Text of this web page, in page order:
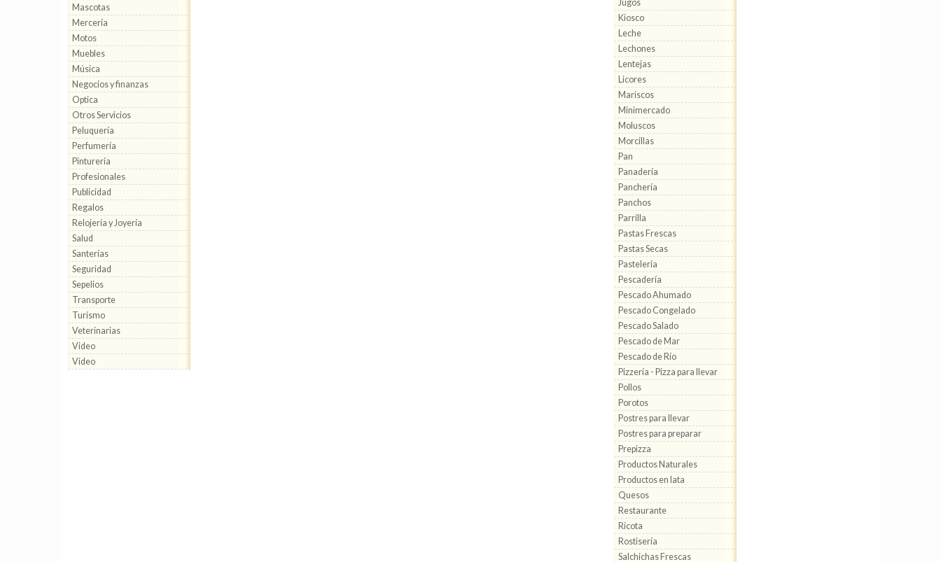
Mascotas
Mercería
Motos
Muebles
Música
Negocios y finanzas
Optica
Otros Servicios
Peluquería
Perfumería
Pinturería
Profesionales
Publicidad
Regalos
Relojería y Joyería
Salud
Santerías
Seguridad
Sepelios
Transporte
Turismo
Veterinarias
Video
Video
Jugos
Kiosco
Leche
Lechones
Lentejas
Licores
Mariscos
Minimercado
Moluscos
Morcillas
Pan
Panadería
Panchería
Panchos
Parrilla
Pastas Frescas
Pastas Secas
Pastelería
Pescadería
Pescado Ahumado
Pescado Congelado
Pescado Salado
Pescado de Mar
Pescado de Río
Pizzería - Pizza para llevar
Pollos
Porotos
Postres para llevar
Postres para preparar
Prepizza
Productos Naturales
Productos en lata
Quesos
Restaurante
Ricota
Rostisería
Salchichas Frescas